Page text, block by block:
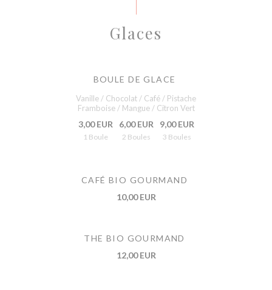
Glaces
BOULE DE GLACE
Vanille / Chocolat / Café / Pistache
Framboise / Mangue / Citron Vert
3,00 EUR
1 Boule
6,00 EUR
2 Boules
9,00 EUR
3 Boules
CAFÉ BIO GOURMAND
10,00 EUR
THE BIO GOURMAND
12,00 EUR